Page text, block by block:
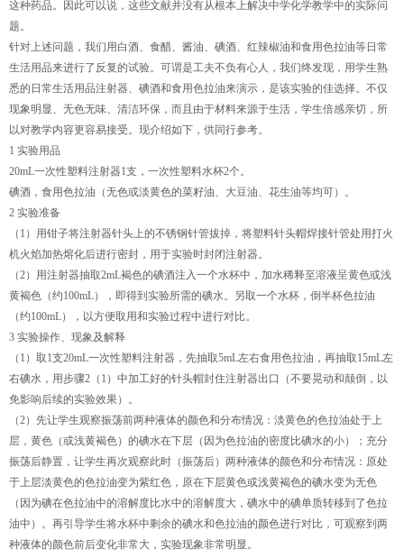
这种药品。因此可以说，这些文献并没有从根本上解决中学化学教学中的实际问
题。
针对上述问题，我们用白酒、食醋、酱油、碘酒、红辣椒油和食用色拉油等日常
生活用品来进行了反复的试验。可谓是工夫不负有心人，我们终发现，用学生熟
悉的日常生活用品注射器、碘酒和食用色拉油来演示，是该实验的佳选择。不仅
现象明显、无色无味、清洁环保，而且由于材料来源于生活，学生倍感亲切，所
以对教学内容更容易接受。现介绍如下，供同行参考。
1 实验用品
20mL一次性塑料注射器1支，一次性塑料水杯2个。
碘酒，食用色拉油（无色或淡黄色的菜籽油、大豆油、花生油等均可）。
2 实验准备
（1）用钳子将注射器针头上的不锈钢针管拔掉，将塑料针头帽焊接针管处用打火
机火焰加热熔化后进行密封，用于实验时封闭注射器。
（2）用注射器抽取2mL褐色的碘酒注入一个水杯中，加水稀释至溶液呈黄色或浅
黄褐色（约100mL），即得到实验所需的碘水。另取一个水杯，倒半杯色拉油
（约100mL），以方便取用和实验过程中进行对比。
3 实验操作、现象及解释
（1）取1支20mL一次性塑料注射器，先抽取5mL左右食用色拉油，再抽取15mL左
右碘水，用步骤2（1）中加工好的针头帽封住注射器出口（不要晃动和颠倒，以
免影响后续的实验效果）。
（2）先让学生观察振荡前两种液体的颜色和分布情况：淡黄色的色拉油处于上
层，黄色（或浅黄褐色）的碘水在下层（因为色拉油的密度比碘水的小）；充分
振荡后静置，让学生再次观察此时（振荡后）两种液体的颜色和分布情况：原处
于上层淡黄色的色拉油变为紫红色，原在下层黄色或浅黄褐色的碘水变为无色
（因为碘在色拉油中的溶解度比水中的溶解度大，碘水中的碘单质转移到了色拉
油中）。再引导学生将水杯中剩余的碘水和色拉油的颜色进行对比，可观察到两
种液体的颜色前后变化非常大，实验现象非常明显。